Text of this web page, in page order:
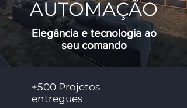
AUTOMAÇÃO
Elegância e tecnologia ao
seu comando
+500 Projetos
entregues